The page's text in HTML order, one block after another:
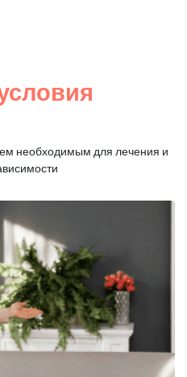
необходимым для лечения и